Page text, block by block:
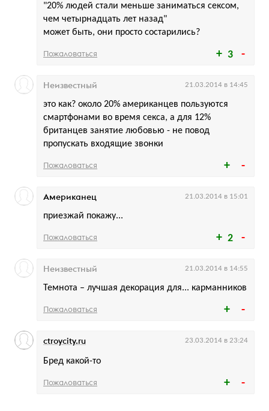
3
"20% людей стали меньше заниматься сексом,
чем четырнадцать лет назад"
может быть, они просто состарились?
Пожаловаться
это как? около 20% американцев пользуются
смартфонами во время секса, а для 12%
британцев занятие любовью - не повод
пропускать входящие звонки
Неизвестный 21.03.2014 в 14:45
Пожаловаться
2
приезжай покажу...
Американец 21.03.2014 в 15:01
Пожаловаться
Темнота – лучшая декорация для... карманников
Неизвестный 21.03.2014 в 14:55
Пожаловаться
Бред какой-то
ctroycity.ru 23.03.2014 в 23:24
Пожаловаться